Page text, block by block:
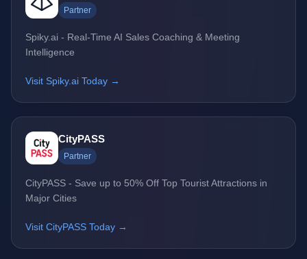
Partner
Spiky.ai - Real-Time AI Sales Coaching & Meeting
Intelligence
Visit Spiky.ai Today →
CityPASS
Partner
CityPASS - Save up to 50% Off Top Tourist Attractions in
Major Cities
Visit CityPASS Today →